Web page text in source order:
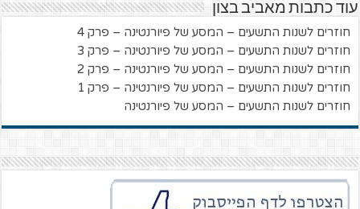
עוד כתבות מאביב בצון
חוזרים לשנות התשעים – המסע של פיורנטינה – פרק 4
חוזרים לשנות התשעים – המסע של פיורנטינה – פרק 3
חוזרים לשנות התשעים – המסע של פיורנטינה – פרק 2
חוזרים לשנות התשעים – המסע של פיורנטינה – פרק 1
חוזרים לשנות התשעים – המסע של פיורנטינה